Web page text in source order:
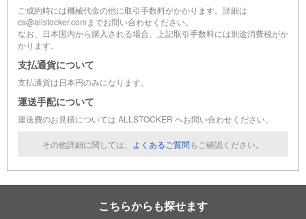
ご成約時には機械代金の他に取引手数料がかかります。詳細は
cs@allstocker.comまでお問い合わせください。
なお、日本国内から購入される場合、上記取引手数料には別途消費税がか
かります。
支払通貨について
支払通貨は日本円のみになります。
運送手配について
運送費のお見積については ALLSTOCKER へお問い合わせください。
その他詳細に関しては、 よくあるご質問もご確認ください。
こちらからも探せます